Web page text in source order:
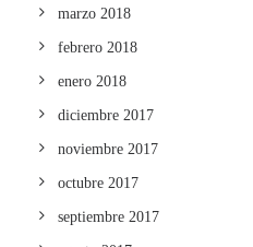
marzo 2018
febrero 2018
enero 2018
diciembre 2017
noviembre 2017
octubre 2017
septiembre 2017